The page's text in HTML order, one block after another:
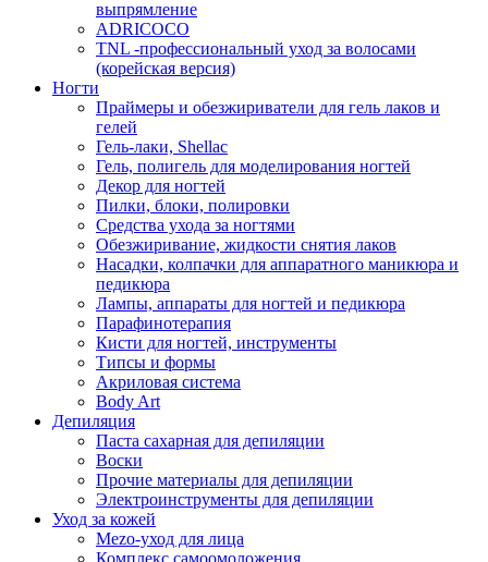
выпрямление
ADRICOCO
TNL -профессиональный уход за волосами
(корейская версия)
Ногти
Праймеры и обезжириватели для гель лаков и
гелей
Гель-лаки, Shellac
Гель, полигель для моделирования ногтей
Декор для ногтей
Пилки, блоки, полировки
Средства ухода за ногтями
Обезжиривание, жидкости снятия лаков
Насадки, колпачки для аппаратного маникюра и
педикюра
Лампы, аппараты для ногтей и педикюра
Парафинотерапия
Кисти для ногтей, инструменты
Типсы и формы
Акриловая система
Body Art
Депиляция
Паста сахарная для депиляции
Воски
Прочие материалы для депиляции
Электроинструменты для депиляции
Уход за кожей
Mezo-уход для лица